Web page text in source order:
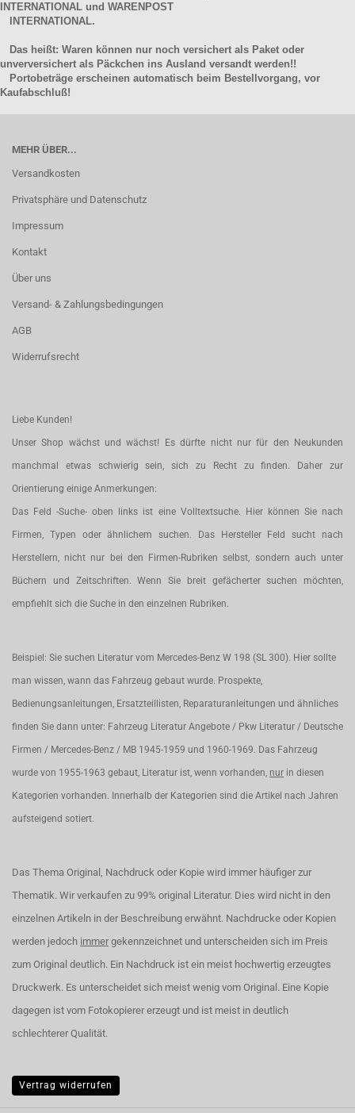
INTERNATIONAL und WARENPOST
INTERNATIONAL.
Das heißt: Waren können nur noch versichert als Paket oder
unverversichert als Päckchen ins Ausland versandt werden!!
Portobeträge erscheinen automatisch beim Bestellvorgang, vor
Kaufabschluß!
MEHR ÜBER...
Versandkosten
Privatsphäre und Datenschutz
Impressum
Kontakt
Über uns
Versand- & Zahlungsbedingungen
AGB
Widerrufsrecht
Liebe Kunden!
Unser Shop wächst und wächst! Es dürfte nicht nur für den Neukunden
manchmal etwas schwierig sein, sich zu Recht zu finden. Daher zur
Orientierung einige Anmerkungen:
Das Feld -Suche- oben links ist eine Volltextsuche. Hier können Sie nach
Firmen, Typen oder ähnlichem suchen. Das Hersteller Feld sucht nach
Herstellern, nicht nur bei den Firmen-Rubriken selbst, sondern auch unter
Büchern und Zeitschriften. Wenn Sie breit gefächerter suchen möchten,
empfiehlt sich die Suche in den einzelnen Rubriken.
Beispiel: Sie suchen Literatur vom Mercedes-Benz W 198 (SL 300). Hier sollte
man wissen, wann das Fahrzeug gebaut wurde. Prospekte,
Bedienungsanleitungen, Ersatzteillisten, Reparaturanleitungen und ähnliches
finden Sie dann unter: Fahrzeug Literatur Angebote / Pkw Literatur / Deutsche
Firmen / Mercedes-Benz / MB 1945-1959 und 1960-1969. Das Fahrzeug
wurde von 1955-1963 gebaut, Literatur ist, wenn vorhanden, nur in diesen
Kategorien vorhanden. Innerhalb der Kategorien sind die Artikel nach Jahren
aufsteigend sotiert.
Das Thema Original, Nachdruck oder Kopie wird immer häufiger zur
Thematik. Wir verkaufen zu 99% original Literatur. Dies wird nicht in den
einzelnen Artikeln in der Beschreibung erwähnt. Nachdrucke oder Kopien
werden jedoch immer gekennzeichnet und unterscheiden sich im Preis
zum Original deutlich. Ein Nachdruck ist ein meist hochwertig erzeugtes
Druckwerk. Es unterscheidet sich meist wenig vom Original. Eine Kopie
dagegen ist vom Fotokopierer erzeugt und ist meist in deutlich
schlechterer Qualität.
Vertrag widerrufen